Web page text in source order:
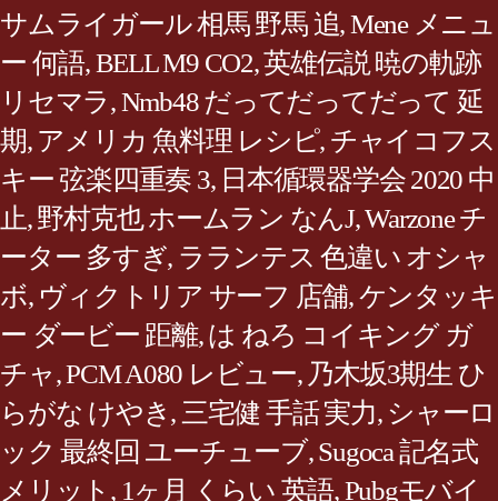
サムライガール 相馬 野馬 追,Mene メニュ
ー 何語,BELL M9 CO2,英雄伝説 暁の軌跡
リセマラ,Nmb48 だってだってだって 延
期, アメリカ 魚料理 レシピ, チャイコフス
キー 弦楽四重奏 3, 日本循環器学会 2020 中
止,野村克也 ホームラン なんJ,Warzone チ
ーター 多すぎ, ラランテス 色違い オシャ
ボ, ヴィクトリア サーフ 店舗,ケンタッキ
ー ダービー 距離,は ねろ コイキング ガ
チャ,PCM A080 レビュー, 乃木坂3期生 ひ
らがな けやき, 三宅健 手話 実力, シャーロ
ック 最終回 ユーチューブ,Sugoca 記名式
メリット , 1ヶ月 くらい 英語,Pubgモバイ